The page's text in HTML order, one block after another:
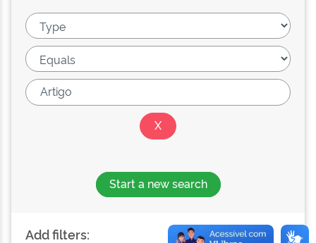
Start a new search
Add filters: